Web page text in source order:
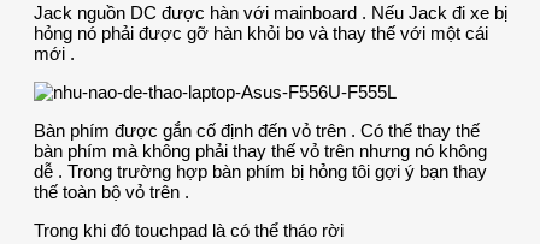
Jack nguồn DC được hàn với mainboard . Nếu Jack đi xe bị
hỏng nó phải được gỡ hàn khỏi bo và thay thế với một cái
mới .
Bàn phím được gắn cố định đến vỏ trên . Có thể thay thế
bàn phím mà không phải thay thế vỏ trên nhưng nó không
dễ . Trong trường hợp bàn phím bị hỏng tôi gợi ý bạn thay
thế toàn bộ vỏ trên .
Trong khi đó touchpad là có thể tháo rời